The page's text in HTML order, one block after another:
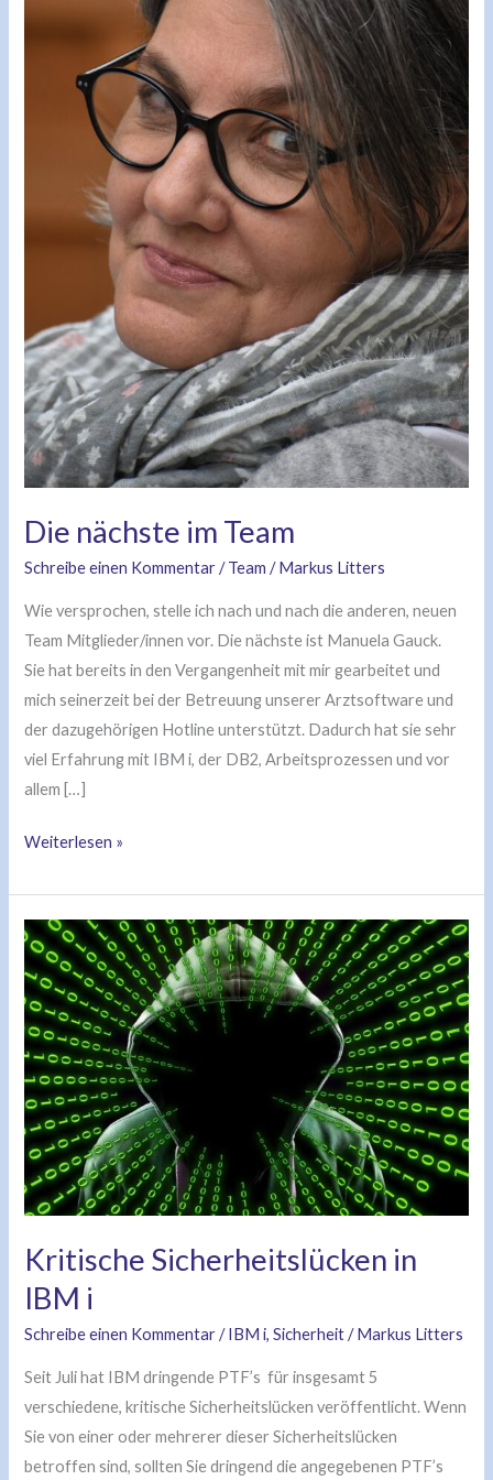
Die nächste im Team
Schreibe einen Kommentar /Team /Markus Litters
Wie versprochen, stelle ich nach und nach die anderen, neuen
Team Mitglieder/innen vor. Die nächste ist Manuela Gauck.
Sie hat bereits in den Vergangenheit mit mir gearbeitet und
mich seinerzeit bei der Betreuung unserer Arztsoftware und
der dazugehörigen Hotline unterstützt. Dadurch hat sie sehr
viel Erfahrung mit IBM i, der DB2, Arbeitsprozessen und vor
allem […]
Weiterlesen »
Kritische Sicherheitslücken in
IBM i
Schreibe einen Kommentar /IBM i,Sicherheit/Markus Litters
Seit Juli hat IBM dringende PTF’s für insgesamt 5
verschiedene, kritische Sicherheitslücken veröffentlicht. Wenn
Sie von einer oder mehrerer dieser Sicherheitslücken
betroffen sind, sollten Sie dringend die angegebenen PTF’s
Kritische
Sicherheitslücken
in
IBM
i